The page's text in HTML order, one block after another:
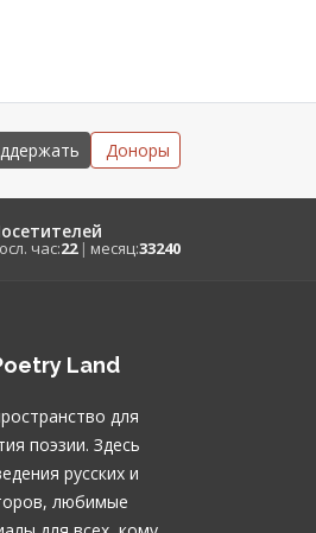
Доноры
час:22 | месяц:33240
Land
для
поэзии. Здесь
русских и
любимые